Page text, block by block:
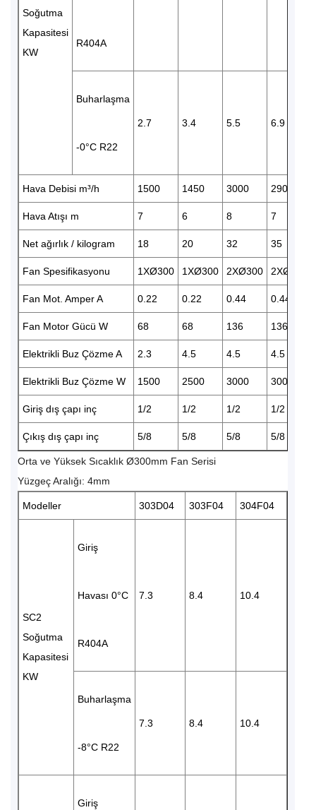
Soğutma
Kapasitesi
KW
R404A
Buharlaşma
-0°C R22
2.7 3.4 5.5 6.9
Hava Debisi m³/h 1500 1450 3000 2900
Hava Atışı m 7 6 8 7
Net ağırlık / kilogram 18 20 32 35
Fan Spesifikasyonu 1XØ300 1XØ300 2XØ300 2XØ300
Fan Mot. Amper A 0.22 0.22 0.44 0.44
Fan Motor Gücü W 68 68 136 136
Elektrikli Buz Çözme A 2.3 4.5 4.5 4.5
Elektrikli Buz Çözme W 1500 2500 3000 3000
Giriş dış çapı inç 1/2 1/2 1/2 1/2
Çıkış dış çapı inç 5/8 5/8 5/8 5/8
Orta ve Yüksek Sıcaklık Ø300mm Fan Serisi
Yüzgeç Aralığı: 4mm
Modeller 303D04 303F04 304F04
SC2
Soğutma
Kapasitesi
KW
Giriş
Havası 0°C
R404A
7.3 8.4 10.4
Buharlaşma
-8°C R22
7.3 8.4 10.4
Giriş